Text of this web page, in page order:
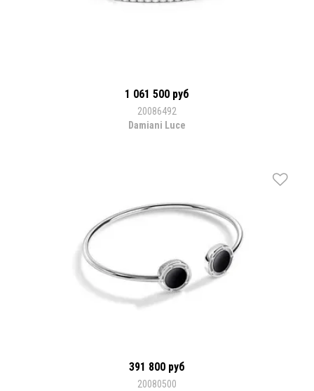
1 061 500 руб
20086492
Damiani Luce
391 800 руб
20080500